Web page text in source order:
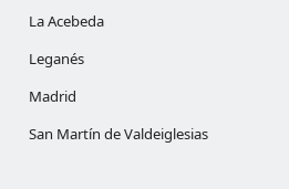
La Acebeda
Leganés
Madrid
San Martín de Valdeiglesias